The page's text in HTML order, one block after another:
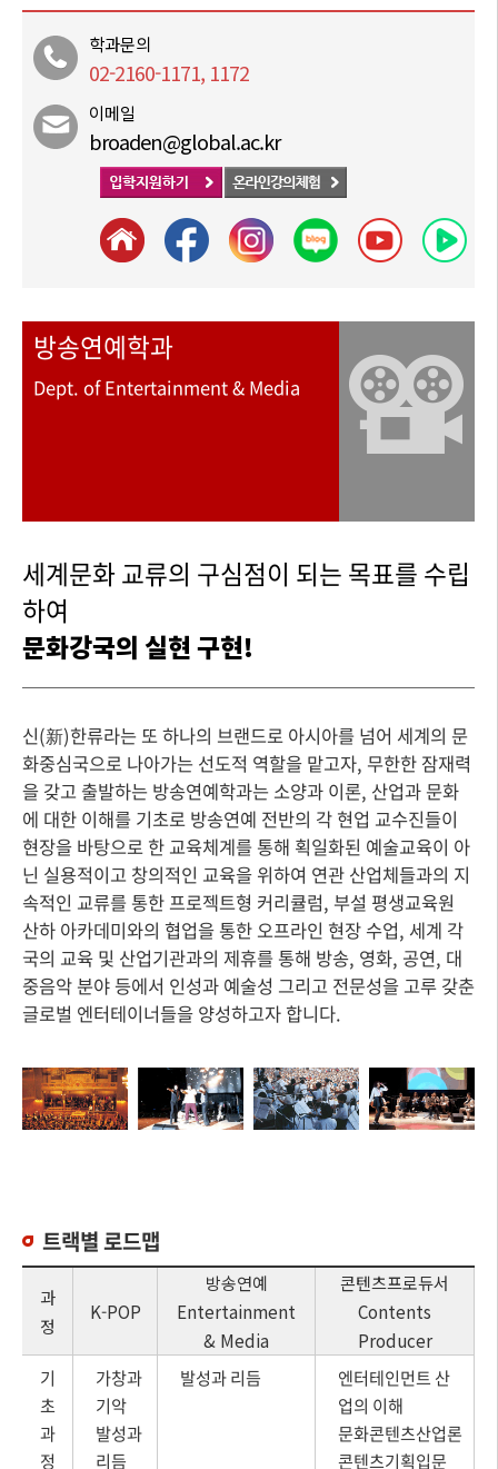
학과문의
02-2160-1171, 1172
이메일
broaden@global.ac.kr
방송연예학과
Dept. of Entertainment & Media
세계문화 교류의 구심점이 되는 목표를 수립
하여
문화강국의 실현 구현!
신(新)한류라는 또 하나의 브랜드로 아시아를 넘어 세계의 문
화중심국으로 나아가는 선도적 역할을 맡고자, 무한한 잠재력
을 갖고 출발하는 방송연예학과는 소양과 이론, 산업과 문화
에 대한 이해를 기초로 방송연예 전반의 각 현업 교수진들이
현장을 바탕으로 한 교육체계를 통해 획일화된 예술교육이 아
닌 실용적이고 창의적인 교육을 위하여 연관 산업체들과의 지
속적인 교류를 통한 프로젝트형 커리큘럼, 부설 평생교육원
산하 아카데미와의 협업을 통한 오프라인 현장 수업, 세계 각
국의 교육 및 산업기관과의 제휴를 통해 방송, 영화, 공연, 대
중음악 분야 등에서 인성과 예술성 그리고 전문성을 고루 갖춘
글로벌 엔터테이너들을 양성하고자 합니다.
트랙별 로드맵
과
정
K-POP
방송연예
Entertainment
& Media
콘텐츠프로듀서
Contents
Producer
기
초
과
정
가창과
기악
발성과
리듬
발성과 리듬
엔터테인먼트 산
업의 이해
문화콘텐츠산업론
콘텐츠기획입문